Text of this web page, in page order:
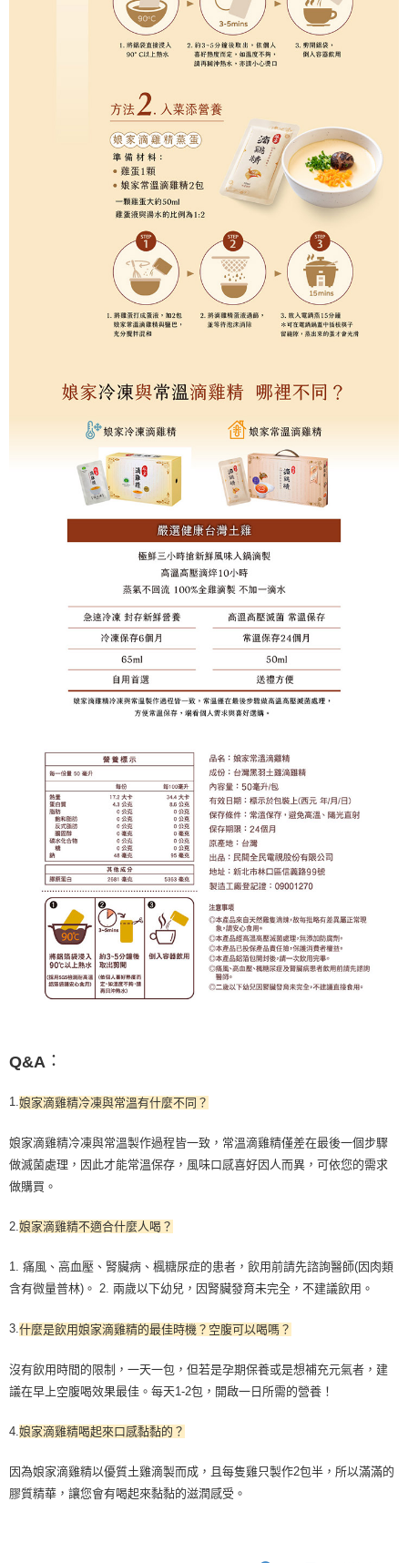
Q&A ：
1.娘家滴雞精冷凍與常溫有什麼不同？
娘家滴雞精冷凍與常溫製作過程皆一致，常溫滴雞精僅差在最後一個步驟
做滅菌處理，因此才能常溫保存，風味口感喜好因人而異，可依您的需求
做購買。
2. 娘家滴雞精不適合什麼人喝？
1. 痛風、高血壓、腎臟病、楓糖尿症的患者，飲用前請先諮詢醫師(因肉類
含有微量普林)。 2. 兩歲以下幼兒，因腎臟發育未完全，不建議飲用。
3.什麼是飲用娘家滴雞精的最佳時機？空腹可以喝嗎？
沒有飲用時間的限制，一天一包，但若是孕期保養或是想補充元氣者，建
議在早上空腹喝效果最佳。每天1-2包，開啟一日所需的營養！
4. 娘家滴雞精喝起來口感黏黏的？
因為娘家滴雞精以優質土雞滴製而成，且每隻雞只製作2包半，所以滿滿的
膠質精華，讓您會有喝起來黏黏的滋潤感受。